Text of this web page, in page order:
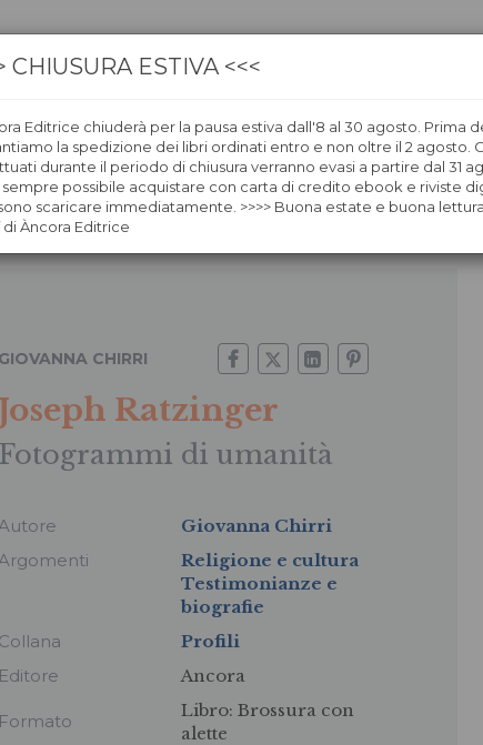
LIBRERIE ÀNCORAWOW
GIOVANNA CHIRRI
Joseph Ratzinger
Fotogrammi di umanità
Giovanna Chirri
Religione e cultura
Testimonianze e
biografie
Collana
Profili
Editore
Ancora
Formato
Libro:Brossura con
alette
CHIUSURA ESTIVA <<<
Editrice chiuderà per la pausa estiva dall'8 al 30 agosto. Prima
la spedizione dei libri ordinati entro e non oltre il 2 agosto.
durante il periodo di chiusura verranno evasi a partire dal 31
sempre possibile acquistare con carta di credito ebook e riviste
scaricare immediatamente. >>>> Buona estate e buona lettura
di Àncora Editrice